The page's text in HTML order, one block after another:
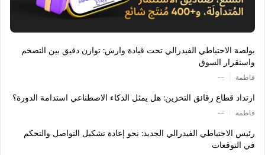
بولصة الاحتياطي الفيدرالي تحت قيادة وارش: توازن دقيق بين التضخم
واستقرار السوق
فاطمة --
ارتداد قطاع رقائق التخزين: هل يمثل الذكاء الاصطناعي استدامة الدورة؟
فاطمة --
رئيس الاحتياطي الفيدرالي الجديد: نحو إعادة تشكيل التواصل والتحكم
في التوقعات